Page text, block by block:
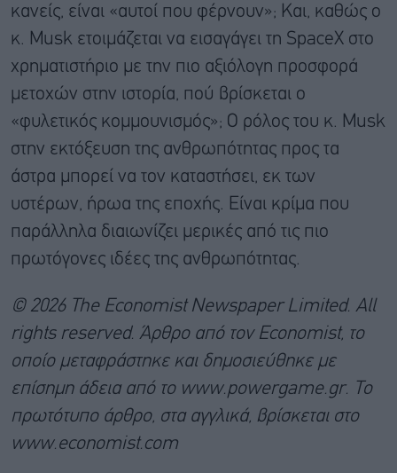
κανείς, είναι «αυτοί που φέρνουν»; Και, καθώς ο
κ. Musk ετοιμάζεται να εισαγάγει τη SpaceX στο
χρηματιστήριο με την πιο αξιόλογη προσφορά
μετοχών στην ιστορία, πού βρίσκεται ο
«φυλετικός κομμουνισμός»; Ο ρόλος του κ. Musk
στην εκτόξευση της ανθρωπότητας προς τα
άστρα μπορεί να τον καταστήσει, εκ των
υστέρων, ήρωα της εποχής. Είναι κρίμα που
παράλληλα διαιωνίζει μερικές από τις πιο
πρωτόγονες ιδέες της ανθρωπότητας.
© 2026 The Economist Newspaper Limited. All
rights reserved. Άρθρο από τον Economist, το
οποίο μεταφράστηκε και δημοσιεύθηκε με
επίσημη άδεια από το www.powergame.gr. Το
πρωτότυπο άρθρο, στα αγγλικά, βρίσκεται στο
www.economist.com